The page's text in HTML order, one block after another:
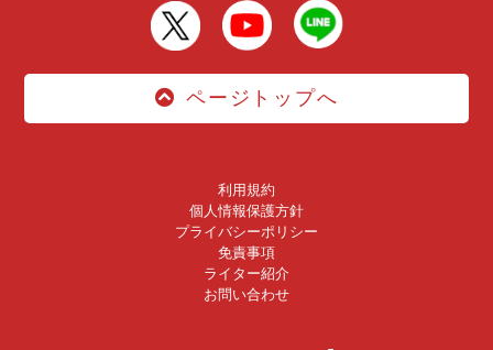
ページトップへ
利用規約
個人情報保護方針
プライバシーポリシー
免責事項
ライター紹介
お問い合わせ